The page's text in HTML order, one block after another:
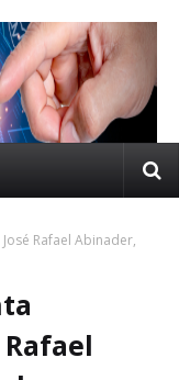
Rafael Abinader,